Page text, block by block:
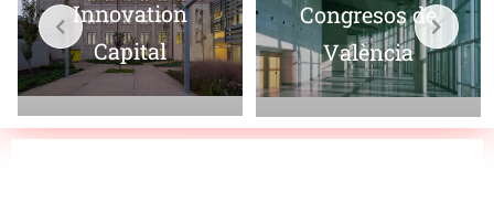
Innovation
Capital
Congresos de
València